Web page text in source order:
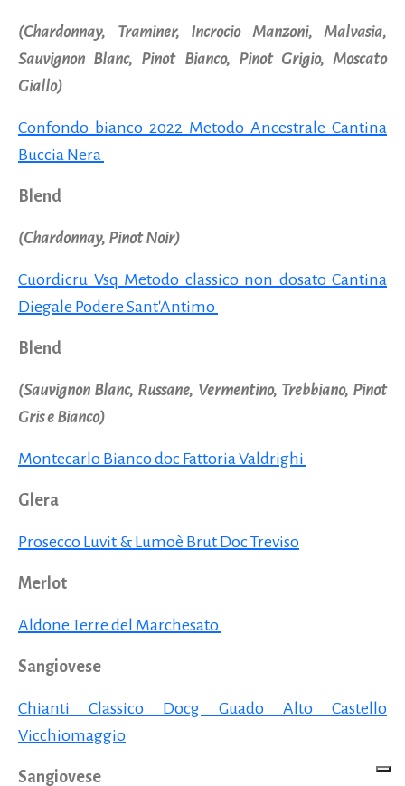
(Chardonnay, Traminer, Incrocio Manzoni, Malvasia,
Sauvignon Blanc, Pinot Bianco, Pinot Grigio, Moscato
Giallo)
Confondo bianco 2022 Metodo Ancestrale Cantina
Buccia Nera
Blend
(Chardonnay, Pinot Noir)
Cuordicru Vsq Metodo classico non dosato Cantina
Diegale Podere Sant'Antimo
Blend
(Sauvignon Blanc, Russane, Vermentino, Trebbiano, Pinot
Gris e Bianco)
Montecarlo Bianco doc Fattoria Valdrighi
Glera
Prosecco Luvit & Lumoè Brut Doc Treviso
Merlot
Aldone Terre del Marchesato
Sangiovese
Chianti Classico Docg Guado Alto Castello
Vicchiomaggio
Sangiovese